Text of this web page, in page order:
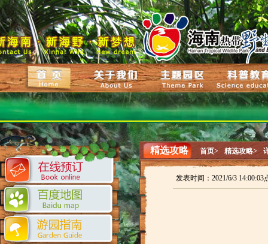
精选攻略 首页> 精选攻略>
发表时间：2021/6/3 14:00:03